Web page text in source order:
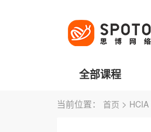
全部课程
当前位置： 首页 > HCIA